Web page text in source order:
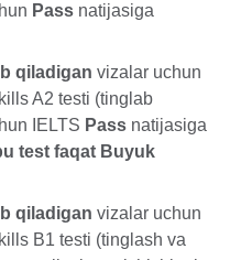
Pass natijasiga
qiladigan vizalar uchun
A2 testi (tinglab
IELTS Pass natijasiga
test faqat Buyuk
qiladigan vizalar uchun
B1 testi (tinglash va